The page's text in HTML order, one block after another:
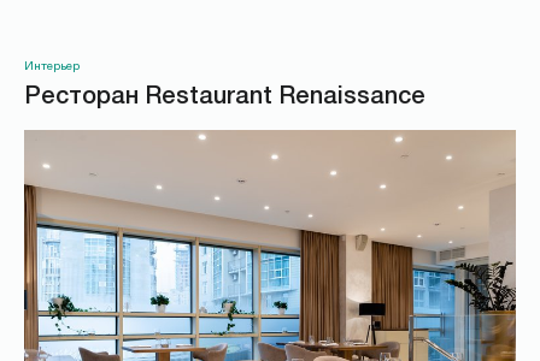
Интерьер
Ресторан Restaurant Renaissance